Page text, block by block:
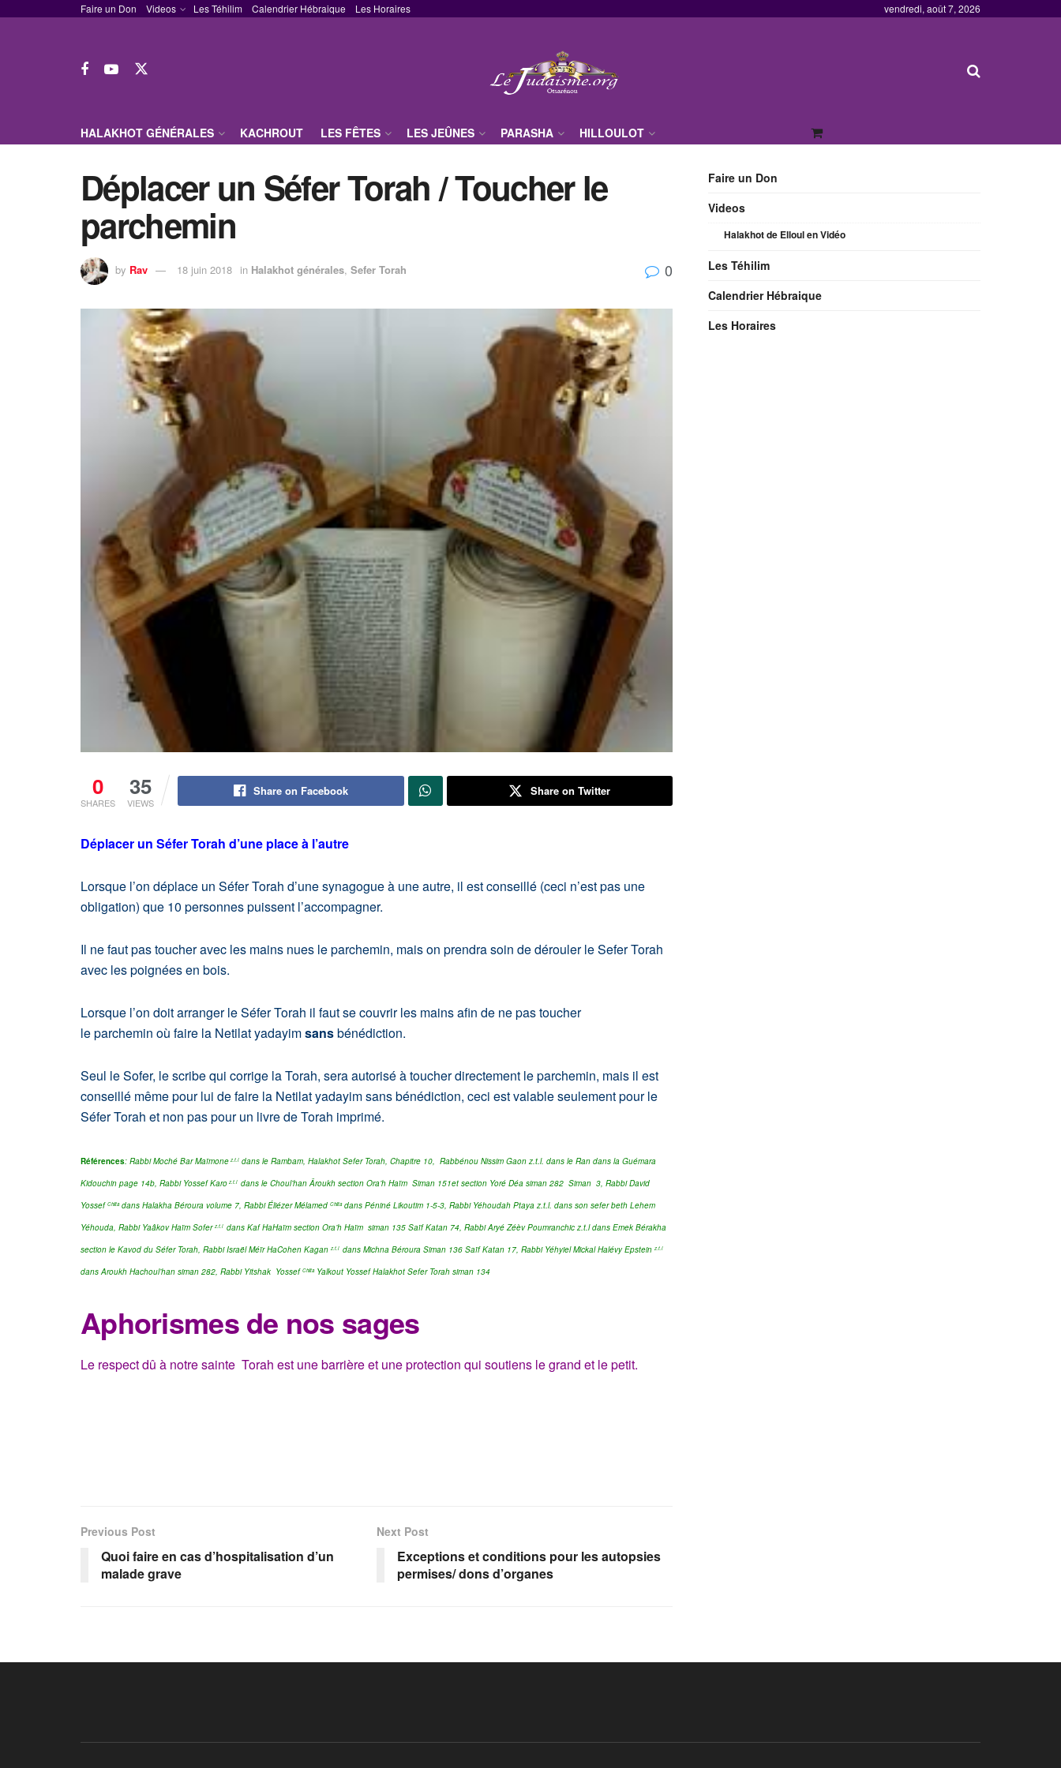
Faire un Don Videos Les Téhilim Calendrier Hébraique Les Horaires vendredi, août 7, 2026
HALAKHOT GÉNÉRALES KACHROUT LES FÊTES LES JEÛNES PARASHA HILLOULOT
Déplacer un Séfer Torah / Toucher le
parchemin
by Rav 18 juin 2018 in Halakhot générales, Sefer Torah 0
0
SHARES
35
VIEWS
Share on Facebook Share on Twitter
Déplacer un Séfer Torah d’une place à l’autre
Lorsque l’on déplace un Séfer Torah d’une synagogue à une autre, il est conseillé (ceci n’est pas une
obligation) que 10 personnes puissent l’accompagner.
Il ne faut pas toucher avec les mains nues le parchemin, mais on prendra soin de dérouler le Sefer Torah
avec les poignées en bois.
Lorsque l’on doit arranger le Séfer Torah il faut se couvrir les mains afin de ne pas toucher
le parchemin où faire la Netilat yadayimsansbénédiction.
Seul le Sofer, le scribe qui corrige la Torah, sera autorisé à toucher directement le parchemin, mais il est
conseillé même pour lui de faire la Netilat yadayim sans bénédiction, ceci est valable seulement pour le
Séfer Torah et non pas pour un livre de Torah imprimé.
Références: Rabbi Moché Bar Maïmone z.t.l dans le Rambam, Halakhot Sefer Torah, Chapitre 10, Rabbénou Nissim Gaon z.t.l. dans le Ran dans la Guémara
Kidouchin page 14b, Rabbi Yossef Karo z.t.l dans le Choul’han Âroukh section Ora’h Haïm Siman 151et section Yoré Déa siman 282 Siman 3, Rabbi David
Yossef Chlitadans Halakha Béroura volume 7, Rabbi Éliézer Mélamed Chlitadans Péniné Likoutim 1-5-3, Rabbi Yéhoudah Ptaya z.t.l. dans son sefer beth Lehem
Yéhouda, Rabbi Yaâkov Haïm Sofer z.t.l dans Kaf HaHaïm section Ora’h Haïm siman 135 Saïf Katan 74, Rabbi Aryé Zéèv Poumranchic z.t.l dans Emek Bérakha
section le Kavod du Séfer Torah, Rabbi Israël Méïr HaCohen Kagan z.t.l dans Michna Béroura Siman 136 Saïf Katan 17, Rabbi Yéhyiel Mickal Halévy Epstein z.t.l
dans Aroukh Hachoul’han siman 282, Rabbi Yitshak Yossef ChlitaYalkout Yossef Halakhot Sefer Torah siman 134
Aphorismes de nos sages
Le respect dû à notre sainte Torah est une barrière et une protection qui soutiens le grand et le petit.
Previous Post
Quoi faire en cas d’hospitalisation d’un
malade grave
Next Post
Exceptions et conditions pour les autopsies
permises/ dons d’organes
Faire un Don
Videos
Halakhot de Elloul en Vidéo
Les Téhilim
Calendrier Hébraique
Les Horaires